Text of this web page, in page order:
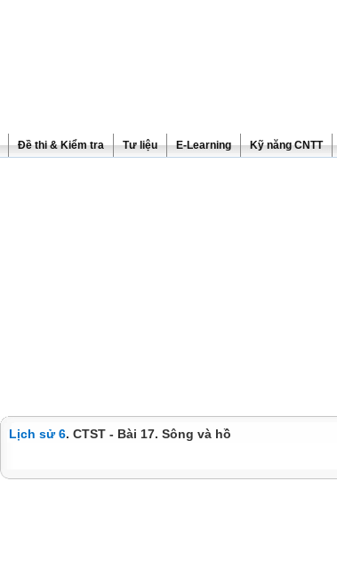
Đề thi & Kiểm tra Tư liệu E-Learning Kỹ năng CNTT
Lịch sử 6. CTST - Bài 17. Sông và hồ